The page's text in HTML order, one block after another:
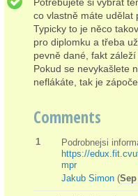
co vlastně máte udělat
Typicky to je něco
pro diplomku a třeba
pevně dané, fakt
Pokud se nevykašlete
neflákáte, tak je
Comments
1
Podrobnejsi
https://
mpr
Jakub Simon (